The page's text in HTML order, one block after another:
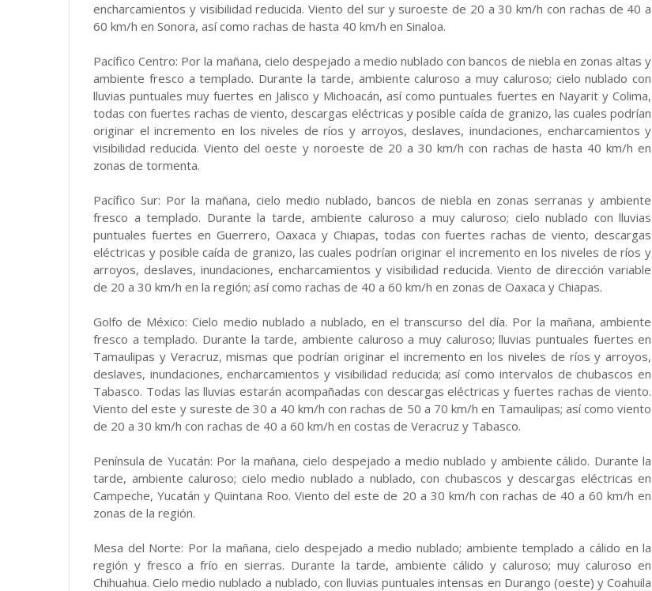
encharcamientos y visibilidad reducida. Viento del sur y suroeste de 20 a 30 km/h con rachas de 40 a
60 km/h en Sonora, así como rachas de hasta 40 km/h en Sinaloa.
Pacífico Centro: Por la mañana, cielo despejado a medio nublado con bancos de niebla en zonas altas y
ambiente fresco a templado. Durante la tarde, ambiente caluroso a muy caluroso; cielo nublado con
lluvias puntuales muy fuertes en Jalisco y Michoacán, así como puntuales fuertes en Nayarit y Colima,
todas con fuertes rachas de viento, descargas eléctricas y posible caída de granizo, las cuales podrían
originar el incremento en los niveles de ríos y arroyos, deslaves, inundaciones, encharcamientos y
visibilidad reducida. Viento del oeste y noroeste de 20 a 30 km/h con rachas de hasta 40 km/h en
zonas de tormenta.
Pacífico Sur: Por la mañana, cielo medio nublado, bancos de niebla en zonas serranas y ambiente
fresco a templado. Durante la tarde, ambiente caluroso a muy caluroso; cielo nublado con lluvias
puntuales fuertes en Guerrero, Oaxaca y Chiapas, todas con fuertes rachas de viento, descargas
eléctricas y posible caída de granizo, las cuales podrían originar el incremento en los niveles de ríos y
arroyos, deslaves, inundaciones, encharcamientos y visibilidad reducida. Viento de dirección variable
de 20 a 30 km/h en la región; así como rachas de 40 a 60 km/h en zonas de Oaxaca y Chiapas.
Golfo de México: Cielo medio nublado a nublado, en el transcurso del día. Por la mañana, ambiente
fresco a templado. Durante la tarde, ambiente caluroso a muy caluroso; lluvias puntuales fuertes en
Tamaulipas y Veracruz, mismas que podrían originar el incremento en los niveles de ríos y arroyos,
deslaves, inundaciones, encharcamientos y visibilidad reducida; así como intervalos de chubascos en
Tabasco. Todas las lluvias estarán acompañadas con descargas eléctricas y fuertes rachas de viento.
Viento del este y sureste de 30 a 40 km/h con rachas de 50 a 70 km/h en Tamaulipas; así como viento
de 20 a 30 km/h con rachas de 40 a 60 km/h en costas de Veracruz y Tabasco.
Península de Yucatán: Por la mañana, cielo despejado a medio nublado y ambiente cálido. Durante la
tarde, ambiente caluroso; cielo medio nublado a nublado, con chubascos y descargas eléctricas en
Campeche, Yucatán y Quintana Roo. Viento del este de 20 a 30 km/h con rachas de 40 a 60 km/h en
zonas de la región.
Mesa del Norte: Por la mañana, cielo despejado a medio nublado; ambiente templado a cálido en la
región y fresco a frío en sierras. Durante la tarde, ambiente cálido y caluroso; muy caluroso en
Chihuahua. Cielo medio nublado a nublado, con lluvias puntuales intensas en Durango (oeste) y Coahuila